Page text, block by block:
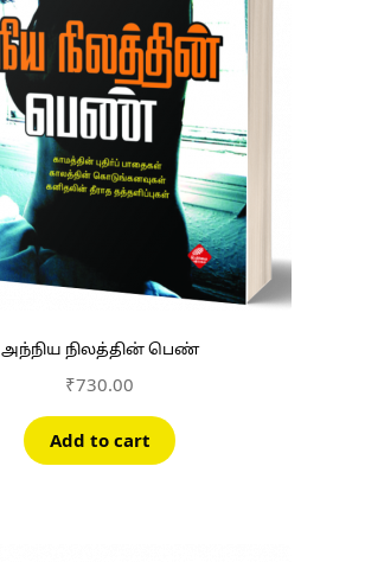
அந்நிய நிலத்தின் பெண்
₹730.00
Add to cart